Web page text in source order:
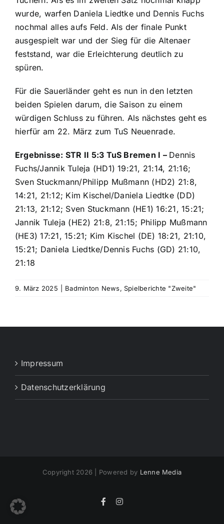
wurde, warfen Daniela Liedtke und Dennis Fuchs
nochmal alles aufs Feld. Als der finale Punkt
ausgespielt war und der Sieg für die Altenaer
feststand, war die Erleichterung deutlich zu
spüren.
Für die Sauerländer geht es nun in den letzten
beiden Spielen darum, die Saison zu einem
würdigen Schluss zu führen. Als nächstes geht es
hierfür am 22. März zum TuS Neuenrade.
Ergebnisse: STR II 5:3 TuS Bremen I – Dennis
Fuchs/Jannik Tuleja (HD1) 19:21, 21:14, 21:16;
Sven Stuckmann/Philipp Mußmann (HD2) 21:8,
14:21, 21:12; Kim Kischel/Daniela Liedtke (DD)
21:13, 21:12; Sven Stuckmann (HE1) 16:21, 15:21;
Jannik Tuleja (HE2) 21:8, 21:15; Philipp Mußmann
(HE3) 17:21, 15:21; Kim Kischel (DE) 18:21, 21:10,
15:21; Daniela Liedtke/Dennis Fuchs (GD) 21:10,
21:18
9. März 2025 Badminton News, Spielberichte "Zweite"
Impressum
Datenschutzerklärung
Copyright 2026 | Powered by Lenne Media
FacebookInstagram